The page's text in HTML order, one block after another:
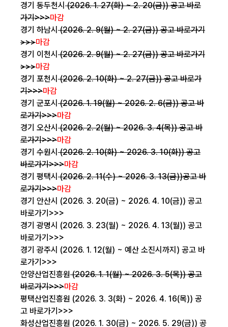
경기 동두천시 (2026. 1. 27(화) ~ 2. 20(금))공고 바로
가기>>>마감
경기 하남시 (2026. 2. 9(월) ~ 2. 27(금))공고 바로가기
>>>마감
경기 이천시 (2026. 2. 9(월) ~ 2. 27(금))공고 바로가기
>>>마감
경기 포천시 (2026. 2. 10(화) ~ 2. 27(금))공고 바로가
기>>>마감
경기 군포시 (2026. 1. 19(월) ~ 2026. 2. 6(금))공고 바
로가기>>>마감
경기 오산시 (2026. 2. 2(월) ~ 2026. 3. 4(목))공고 바
로가기>>>마감
경기 수원시 (2026. 2. 10(화) ~ 2026. 3. 10(화))공고
바로가기>>>마감
경기 평택시 (2026. 2. 11(수) ~ 2026. 3. 13(금))공고 바
로가기>>>마감
경기 안산시 (2026. 3. 20(금) ~ 2026. 4. 10(금)) 공고
바로가기>>>
경기 광명시 (2026. 3. 23(월) ~ 2026. 4. 13(월)) 공고
바로가기>>>
경기 광주시 (2026. 1. 12(월) ~ 예산 소진시까지) 공고 바
로가기>>>
안양산업진흥원(2026. 1. 1(월) ~ 2026. 3. 5(목))공고
바로가기>>>마감
평택산업진흥원 (2026. 3. 3(화) ~ 2026. 4. 16(목)) 공
고 바로가기>>>
화성산업진흥원 (2026. 1. 30(금) ~ 2026. 5. 29(금)) 공